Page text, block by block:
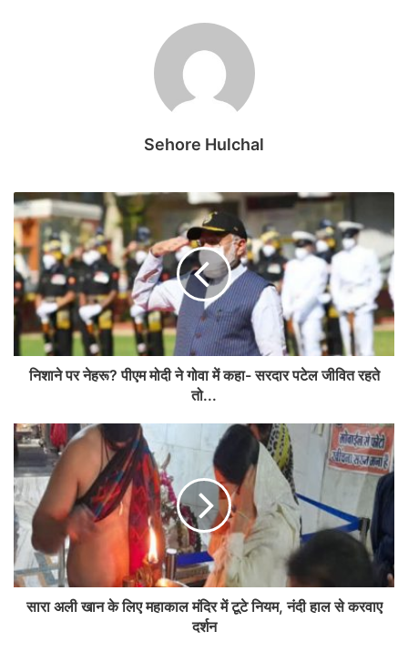
Sehore Hulchal
निशाने पर नेहरू? पीएम मोदी ने गोवा में कहा- सरदार पटेल जीवित रहते
तो...
सारा अली खान के लिए महाकाल मंदिर में टूटे नियम, नंदी हाल से करवाए
दर्शन